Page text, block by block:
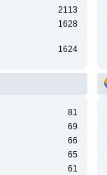
2113
1628
1624
81
69
66
65
61